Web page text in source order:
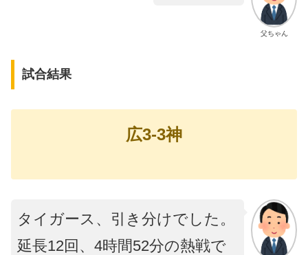
父ちゃん
試合結果
広3-3神
タイガース、引き分けでした。
延長12回、4時間52分の熱戦で